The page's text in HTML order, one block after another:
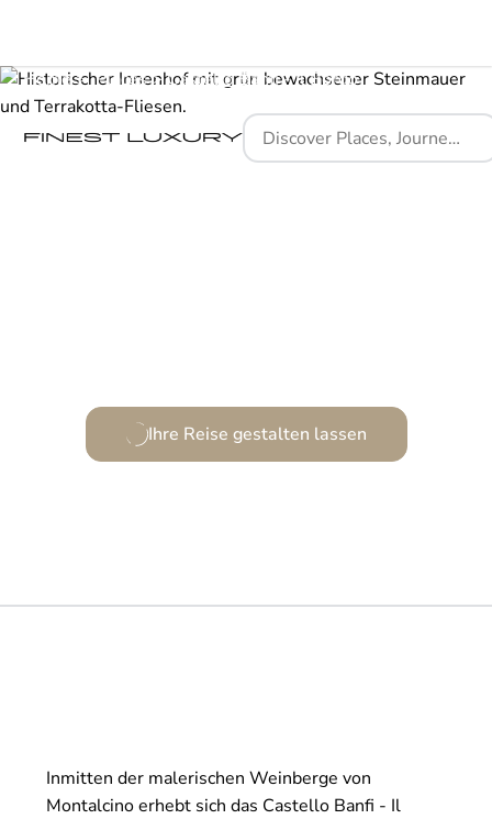
Home Places Castello Banfi - Il Borgo
Ihre Reise gestalten lassen
Inmitten der malerischen Weinberge von
Montalcino erhebt sich das Castello Banfi - Il